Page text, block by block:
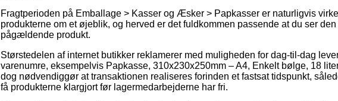
Fragtperioden på Emballage > Kasser og Æsker > Papkasser er naturligvis
produkterne om et øjeblik, og herved er det fuldkommen passende at du ser
pågældende produkt.
Størstedelen af internet butikker reklamerer med muligheden for dag-til-dag
varenumre, eksempelvis Papkasse, 310x230x250mm – A4, Enkelt bølge, 18
dog nødvendiggør at transaktionen realiseres forinden et fastsat tidspunkt,
få produkterne klargjort før lagermedarbejderne har fri.